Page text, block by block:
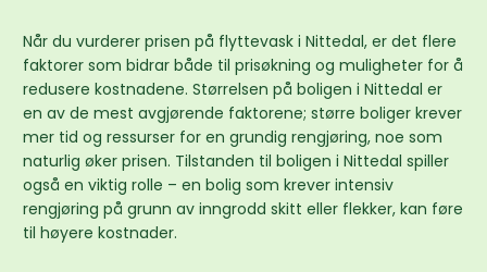
Når du vurderer prisen på flyttevask i Nittedal, er det flere
faktorer som bidrar både til prisøkning og muligheter for å
redusere kostnadene. Størrelsen på boligen i Nittedal er
en av de mest avgjørende faktorene; større boliger krever
mer tid og ressurser for en grundig rengjøring, noe som
naturlig øker prisen. Tilstanden til boligen i Nittedal spiller
også en viktig rolle – en bolig som krever intensiv
rengjøring på grunn av inngrodd skitt eller flekker, kan føre
til høyere kostnader.